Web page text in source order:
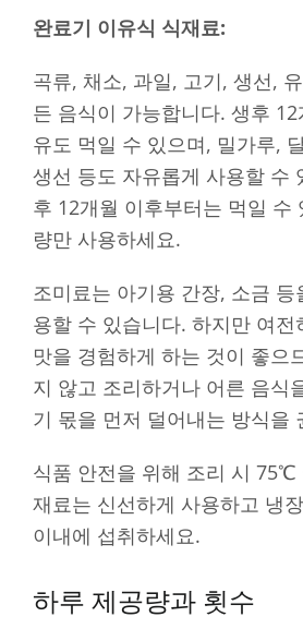
완료기 이유식 식재료:
곡류, 채소, 과일, 고기, 생선,
든 음식이 가능합니다. 생후
유도 먹일 수 있으며, 밀가루,
생선 등도 자유롭게 사용할 수
후 12개월 이후부터는 먹일 수
량만 사용하세요.
조미료는 아기용 간장, 소금
용할 수 있습니다. 하지만 여전
맛을 경험하게 하는 것이 좋으
지 않고 조리하거나 어른 음식
기 몫을 먼저 덜어내는 방식을
식품 안전을 위해 조리 시 75℃
재료는 신선하게 사용하고 냉
이내에 섭취하세요.
하루 제공량과 횟수